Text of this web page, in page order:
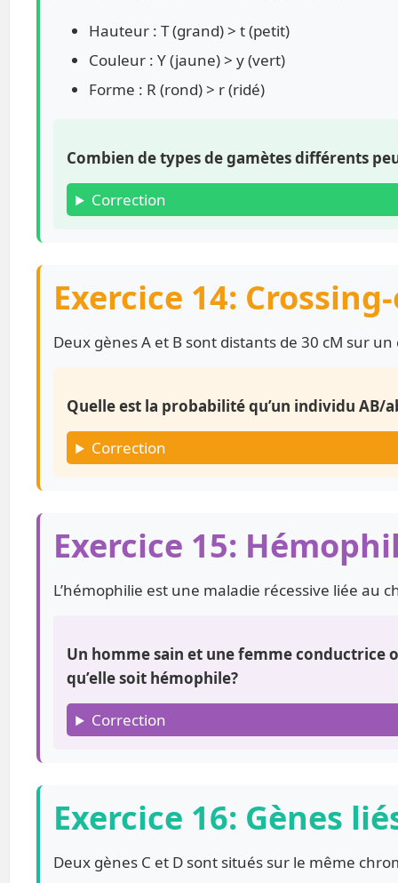
Hauteur : T (grand) > t (petit)
Couleur : Y (jaune) > y (vert)
Forme : R (rond) > r (ridé)
Combien de types de gamètes différents
Correction
Exercice 14:
Deux gènes A et B sont distants de 30 cM sur
Quelle est la probabilité qu’un individu AB/
Correction
Exercice 15:
L’hémophilie est une maladie récessive liée au
Un homme sain et une femme conductrice
qu’elle soit hémophile?
Correction
Exercice 16: Gènes
Deux gènes C et D sont situés sur le même